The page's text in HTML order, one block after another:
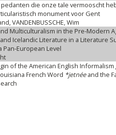
die onze tale vermooscht
monument voor Gent
VANDENBUSSCHE, Wim
Multiculturalism in the Pre-Modern
Icelandic Literature in a Literature
Pan-European Level
of the American English Informalism
French Word *jetnéeand the